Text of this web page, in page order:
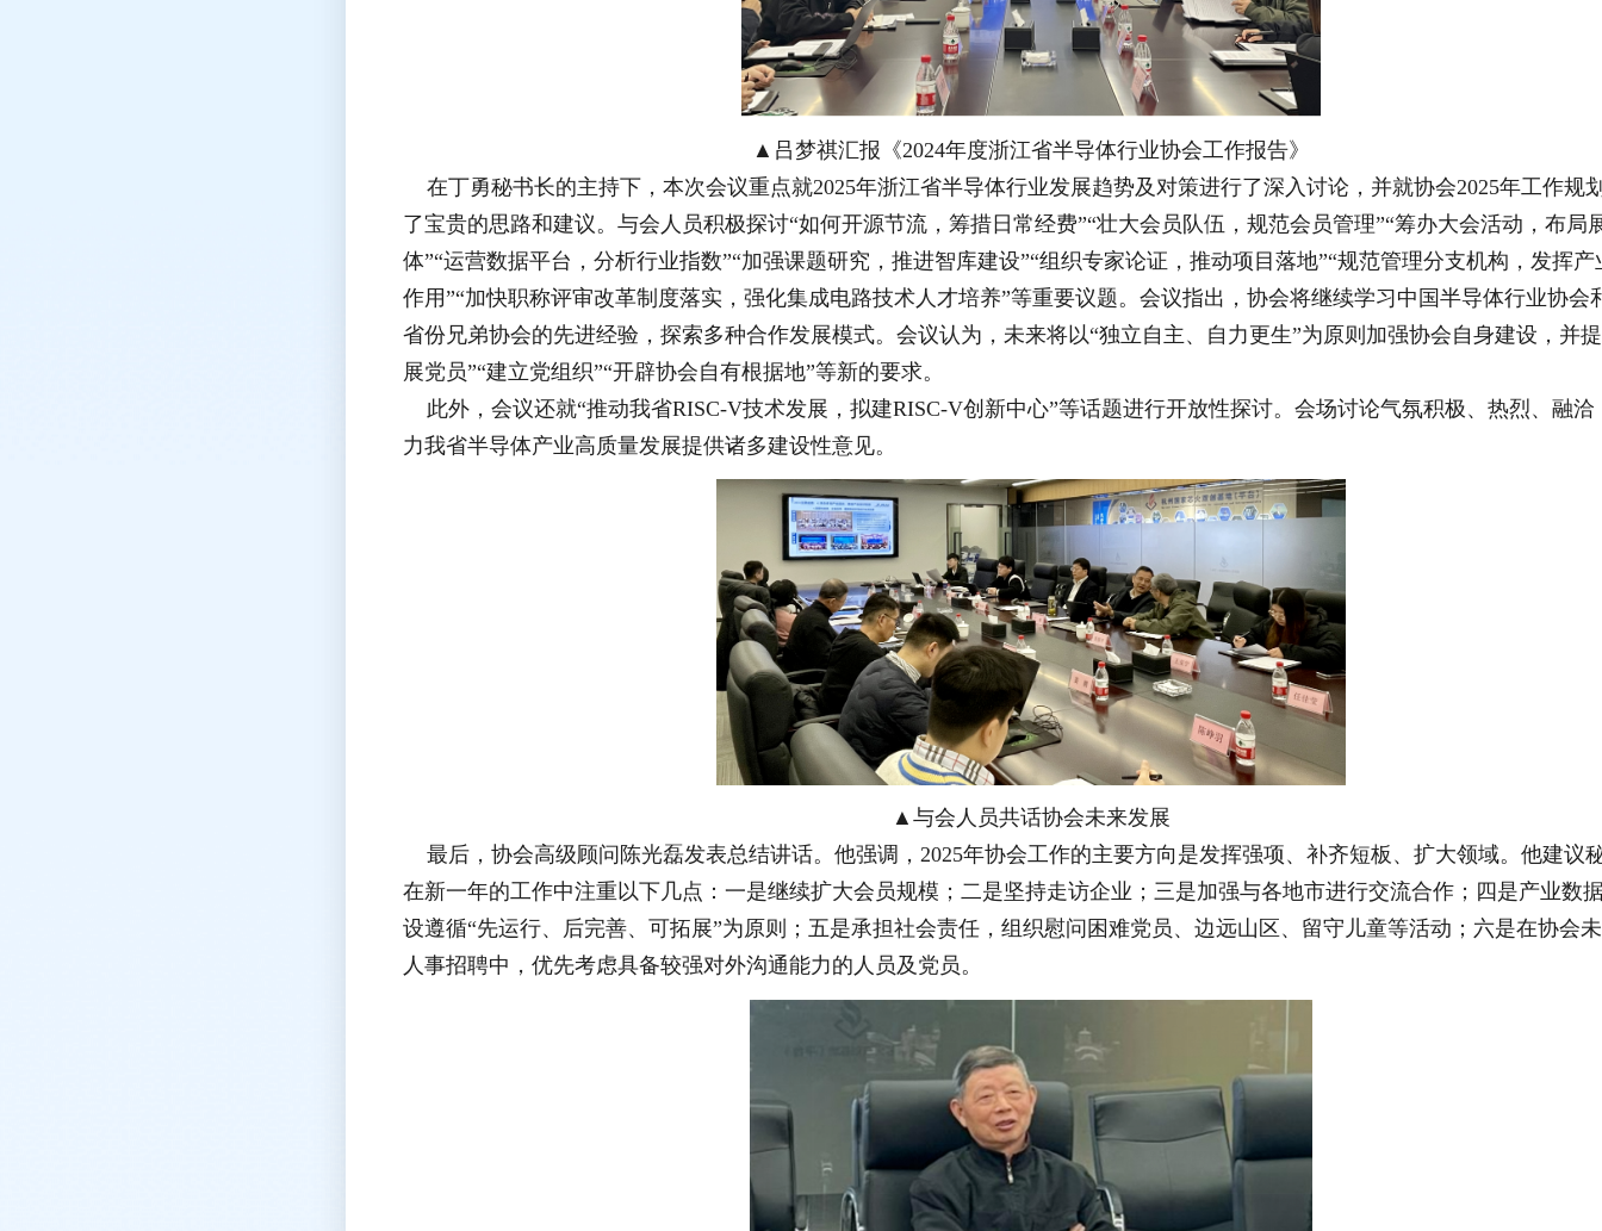
▲吕梦祺汇报《2024年度浙江省半导体行业协会工作报告》
在丁勇秘书长的主持下，本次会议重点就2025年浙江省半导体行业发展趋势及对策进行了深入讨论，并就协会2025年工作规
了宝贵的思路和建议。与会人员积极探讨“如何开源节流，筹措日常经费”“壮大会员队伍，规范会员管理”“筹办大会活动，布局
体”“运营数据平台，分析行业指数”“加强课题研究，推进智库建设”“组织专家论证，推动项目落地”“规范管理分支机构，发挥产
作用”“加快职称评审改革制度落实，强化集成电路技术人才培养”等重要议题。会议指出，协会将继续学习中国半导体行业协会
省份兄弟协会的先进经验，探索多种合作发展模式。会议认为，未来将以“独立自主、自力更生”为原则加强协会自身建设，并
展党员”“建立党组织”“开辟协会自有根据地”等新的要求。
此外，会议还就“推动我省RISC-V技术发展，拟建RISC-V创新中心”等话题进行开放性探讨。会场讨论气氛积极、热烈、融洽
力我省半导体产业高质量发展提供诸多建设性意见。
▲与会人员共话协会未来发展
最后，协会高级顾问陈光磊发表总结讲话。他强调，2025年协会工作的主要方向是发挥强项、补齐短板、扩大领域。他建议
在新一年的工作中注重以下几点：一是继续扩大会员规模；二是坚持走访企业；三是加强与各地市进行交流合作；四是产业数
设遵循“先运行、后完善、可拓展”为原则；五是承担社会责任，组织慰问困难党员、边远山区、留守儿童等活动；六是在协会
人事招聘中，优先考虑具备较强对外沟通能力的人员及党员。